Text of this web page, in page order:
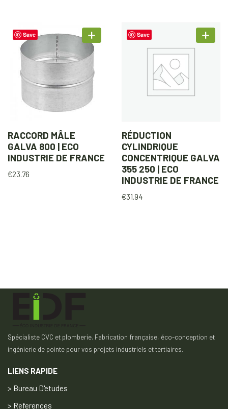
Save
RACCORD MÂLE
GALVA 800 | ECO
INDUSTRIE DE FRANCE
€23.76
Save
RÉDUCTION
CYLINDRIQUE
CONCENTRIQUE GALVA
355 250 | ECO
INDUSTRIE DE FRANCE
€31.94
Spécialiste CVC et plomberie. Fabrication française, éco-conception et
ingénierie de pointe pour vos projets industriels et tertiaires.
LIENS RAPIDE
> Bureau D'etudes
> References